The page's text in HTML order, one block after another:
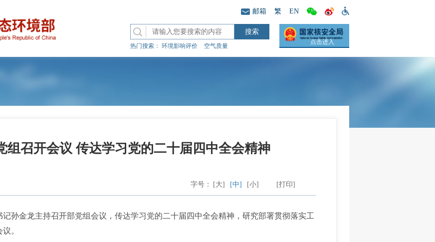
邮箱 繁 EN
热门搜索： 环境影响评价 空气质量
点击进入
组召开会议 传达学习党的二十届四中全会精神
[打印]
字号： [大] [中] [小]
金龙主持召开部党组会议，传达学习党的二十届四中全会精神，研究部署贯彻落实工
。